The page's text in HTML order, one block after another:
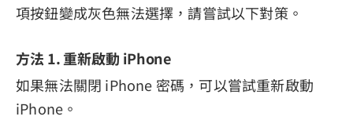
項按鈕變成灰色無法選擇，請嘗試以下對策。
方法 1. 重新啟動 iPhone
如果無法關閉 iPhone 密碼，可以嘗試重新啟動
iPhone。